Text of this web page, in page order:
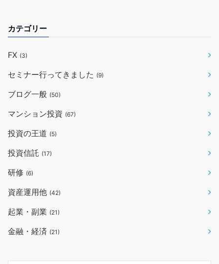
カテゴリー
FX (3)
セミナー行ってきました (9)
ブログ一般 (50)
マンション投資 (67)
投資の王道 (5)
投資信託 (17)
研修 (6)
資産運用他 (42)
起業・副業 (21)
金融・経済 (21)